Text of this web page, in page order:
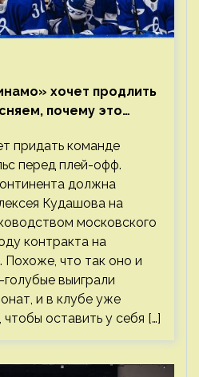
хочет продлить
почему это
придать команде
перед плей-офф.
должна
Кудашова на
московского
контракта на
что так оно и
выиграли
и в клубе уже
оставить у себя […]